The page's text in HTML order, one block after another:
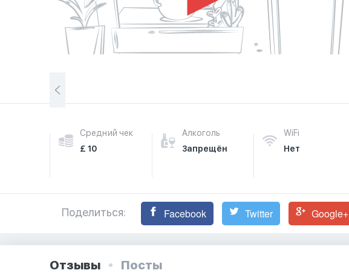
Средний чек
£ 10
Алкоголь
Запрещён
WiFi
Нет
Поделиться: Facebook Twitter Google+
Отзывы Посты